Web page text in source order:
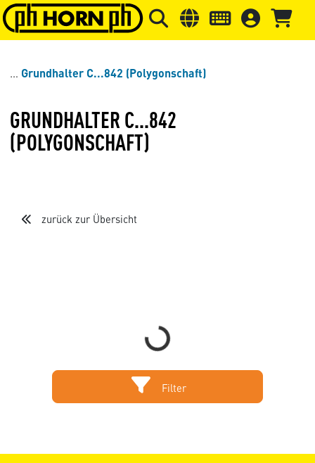
Springe zu Hauptinhalt Springe zum Header Springe
Grundhalter C...842 (Polygonschaft)
GRUNDHALTER C...842
(POLYGONSCHAFT)
zurück zur Übersicht
Loading...
Filter